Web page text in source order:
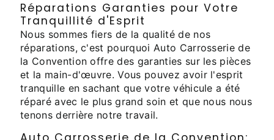
Réparations Garanties pour Votre
Tranquillité d'Esprit
Nous sommes fiers de la qualité de nos
réparations, c'est pourquoi Auto Carrosserie de
la Convention offre des garanties sur les pièces
et la main-d'œuvre. Vous pouvez avoir l'esprit
tranquille en sachant que votre véhicule a été
réparé avec le plus grand soin et que nous nous
tenons derrière notre travail.